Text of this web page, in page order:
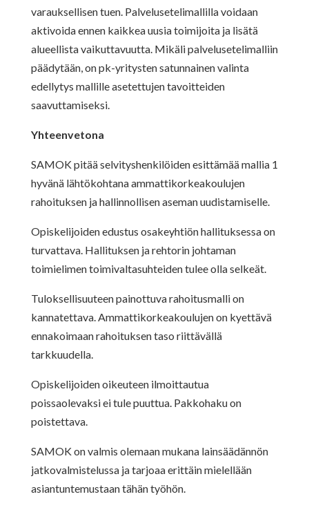
varauksellisen tuen. Palvelusetelimallilla voidaan
aktivoida ennen kaikkea uusia toimijoita ja lisätä
alueellista vaikuttavuutta. Mikäli palvelusetelimalliin
päädytään, on pk-yritysten satunnainen valinta
edellytys mallille asetettujen tavoitteiden
saavuttamiseksi.
Yhteenvetona
SAMOK pitää selvityshenkilöiden esittämää mallia 1
hyvänä lähtökohtana ammattikorkeakoulujen
rahoituksen ja hallinnollisen aseman uudistamiselle.
Opiskelijoiden edustus osakeyhtiön hallituksessa on
turvattava. Hallituksen ja rehtorin johtaman
toimielimen toimivaltasuhteiden tulee olla selkeät.
Tuloksellisuuteen painottuva rahoitusmalli on
kannatettava. Ammattikorkeakoulujen on kyettävä
ennakoimaan rahoituksen taso riittävällä
tarkkuudella.
Opiskelijoiden oikeuteen ilmoittautua
poissaolevaksi ei tule puuttua. Pakkohaku on
poistettava.
SAMOK on valmis olemaan mukana lainsäädännön
jatkovalmistelussa ja tarjoaa erittäin mielellään
asiantuntemustaan tähän työhön.